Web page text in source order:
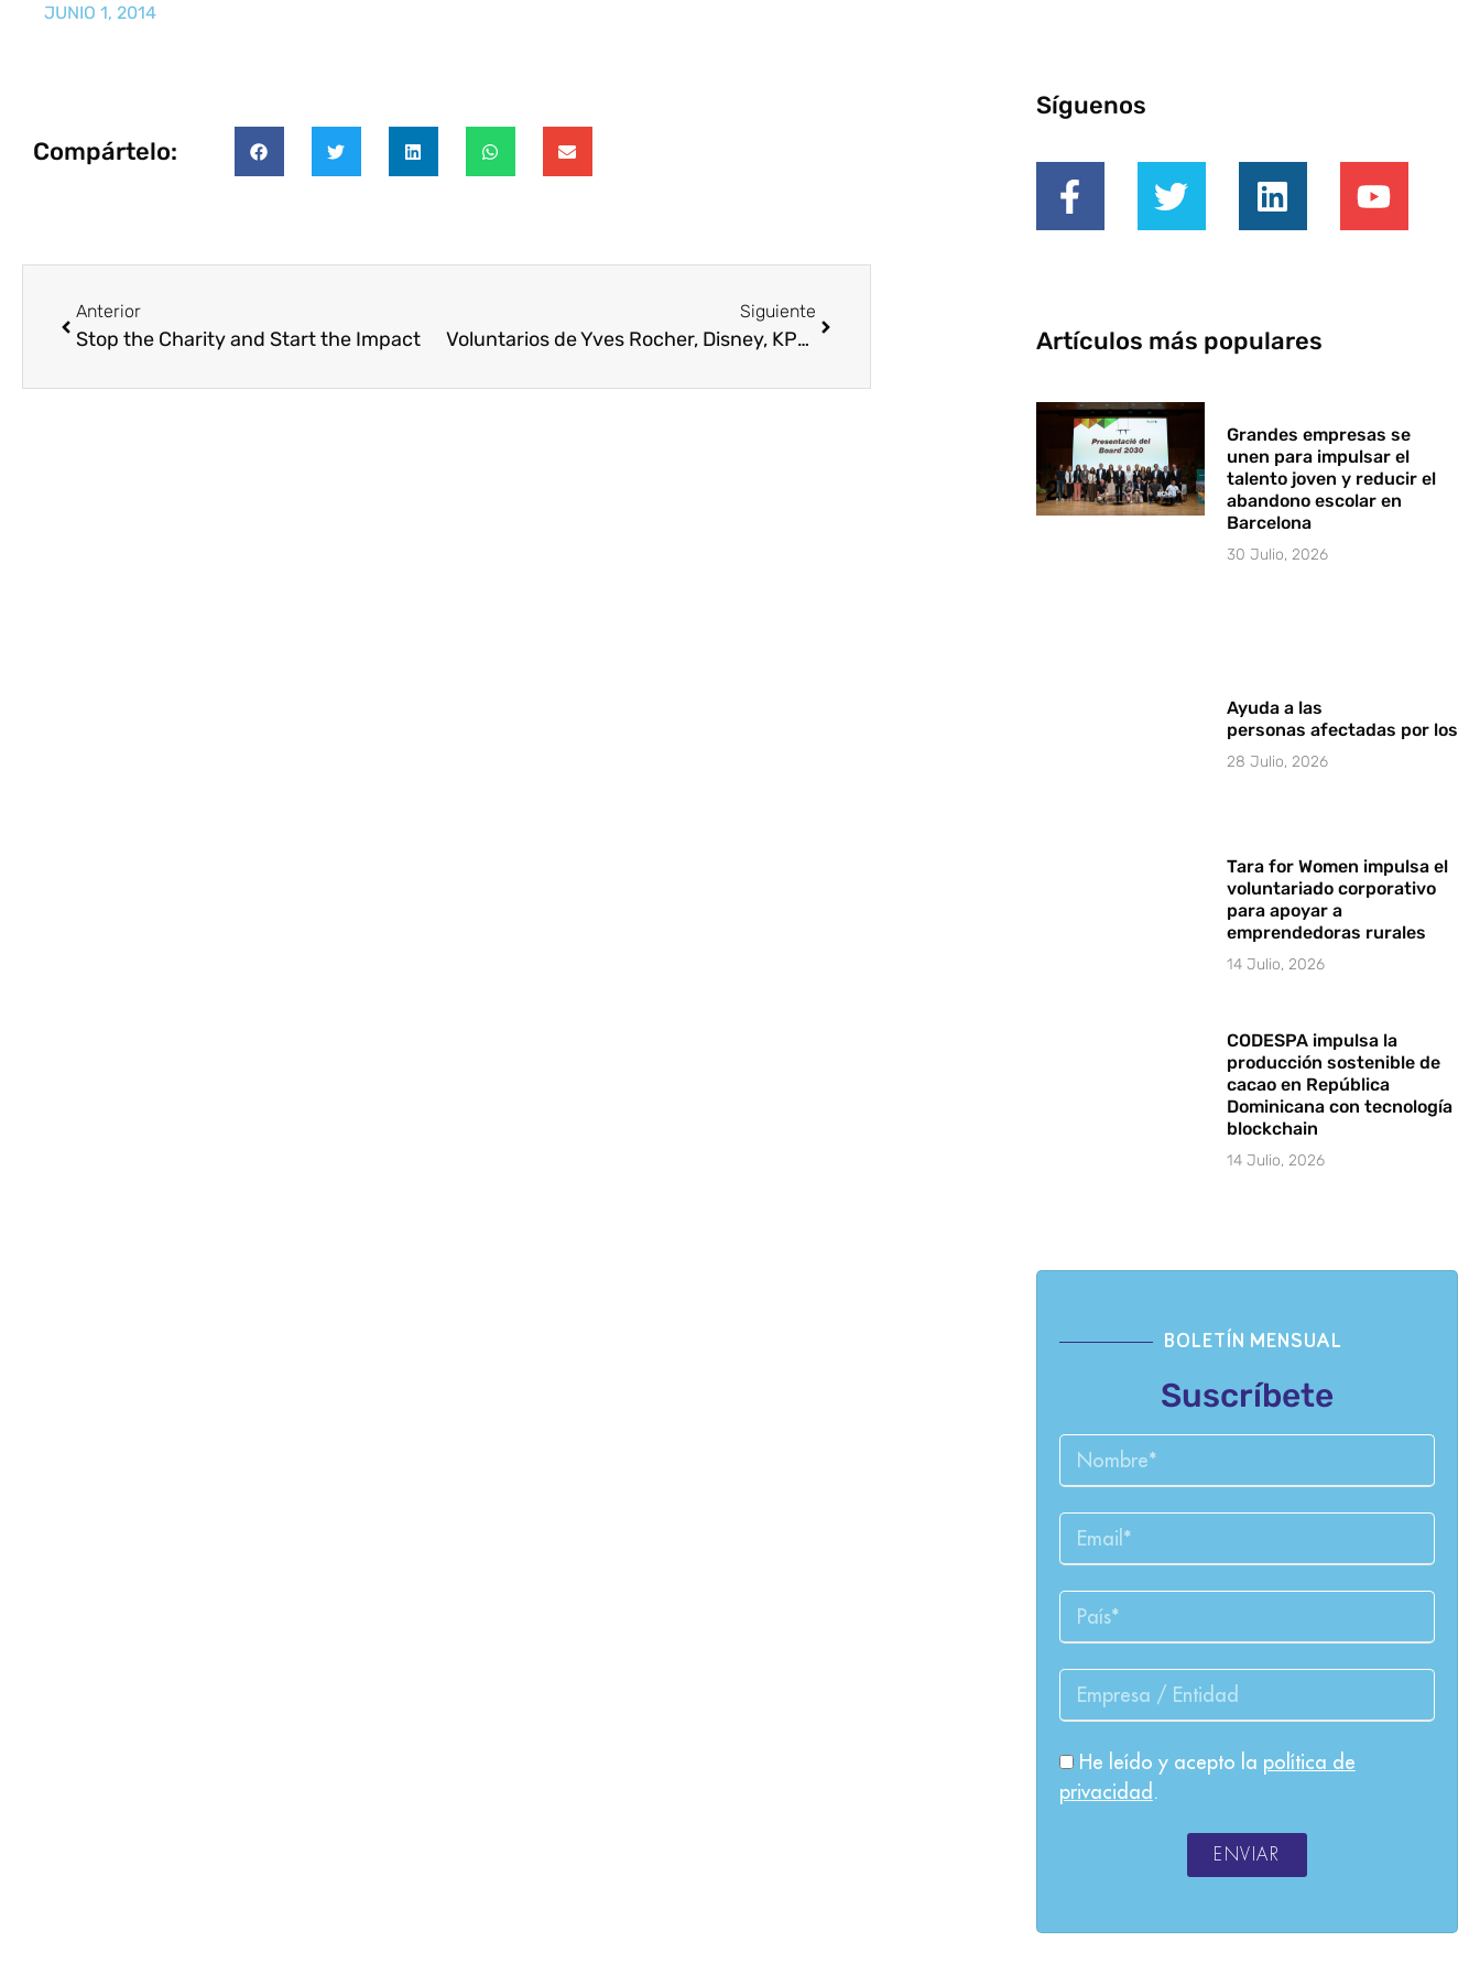
JUNIO 1, 2014
Compártelo:
Anterior
Stop the Charity and Start the Impact
Siguiente
Voluntarios de Yves Rocher, Disney, KPMG o Telefónica trabajan a favor del medio ambiente en Madrid
Síguenos
Artículos más populares
Grandes empresas se
unen para impulsar el
talento joven y reducir el
abandono escolar en
Barcelona
30 Julio, 2026
Ayuda a las
personas afectadas por los
28 Julio, 2026
Tara for Women impulsa el
voluntariado corporativo
para apoyar a
emprendedoras rurales
14 Julio, 2026
CODESPA impulsa la
producción sostenible de
cacao en República
Dominicana con tecnología
blockchain
14 Julio, 2026
BOLETÍN MENSUAL
Suscríbete
He leído y acepto la política de
privacidad .
ENVIAR